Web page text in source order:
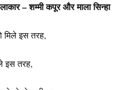
– शम्मी कपूर और माला सिन्हा
मिले इस तरह,
इस तरह,